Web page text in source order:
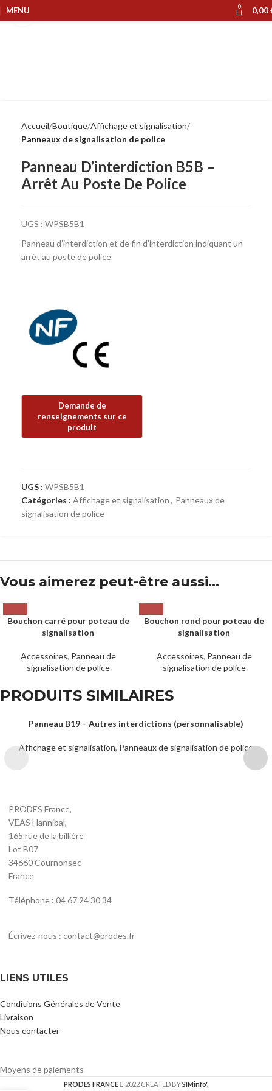
MENU 0 0,00
Accueil Boutique Affichage et signalisation
Panneaux de signalisation de police
Panneau D’interdiction B5B –
Arrêt Au Poste De Police
UGS : WPSB5B1
Panneau d’interdiction et de fin d’interdiction indiquant un
arrêt au poste de police
UGS : WPSB5B1
Catégories : Affichage et signalisation, Panneaux de
signalisation de police
Vous aimerez peut-être aussi…
Bouchon carré pour poteau de
signalisation
Accessoires, Panneau de
signalisation de police
Bouchon rond pour poteau de
signalisation
Accessoires, Panneau de
signalisation de police
PRODUITS SIMILAIRES
Panneau B19 – Autres interdictions (personnalisable)
Affichage et signalisation, Panneaux de signalisation de police
PRODES France,
VEAS Hannibal,
165 rue de la billière
Lot B07
34660 Cournonsec
France
Téléphone : 04 67 24 30 34
Écrivez-nous : contact@prodes.fr
LIENS UTILES
Conditions Générales de Vente
Livraison
Nous contacter
Moyens de paiements
PRODES FRANCE 2022 CREATED BYSIMinfo'.